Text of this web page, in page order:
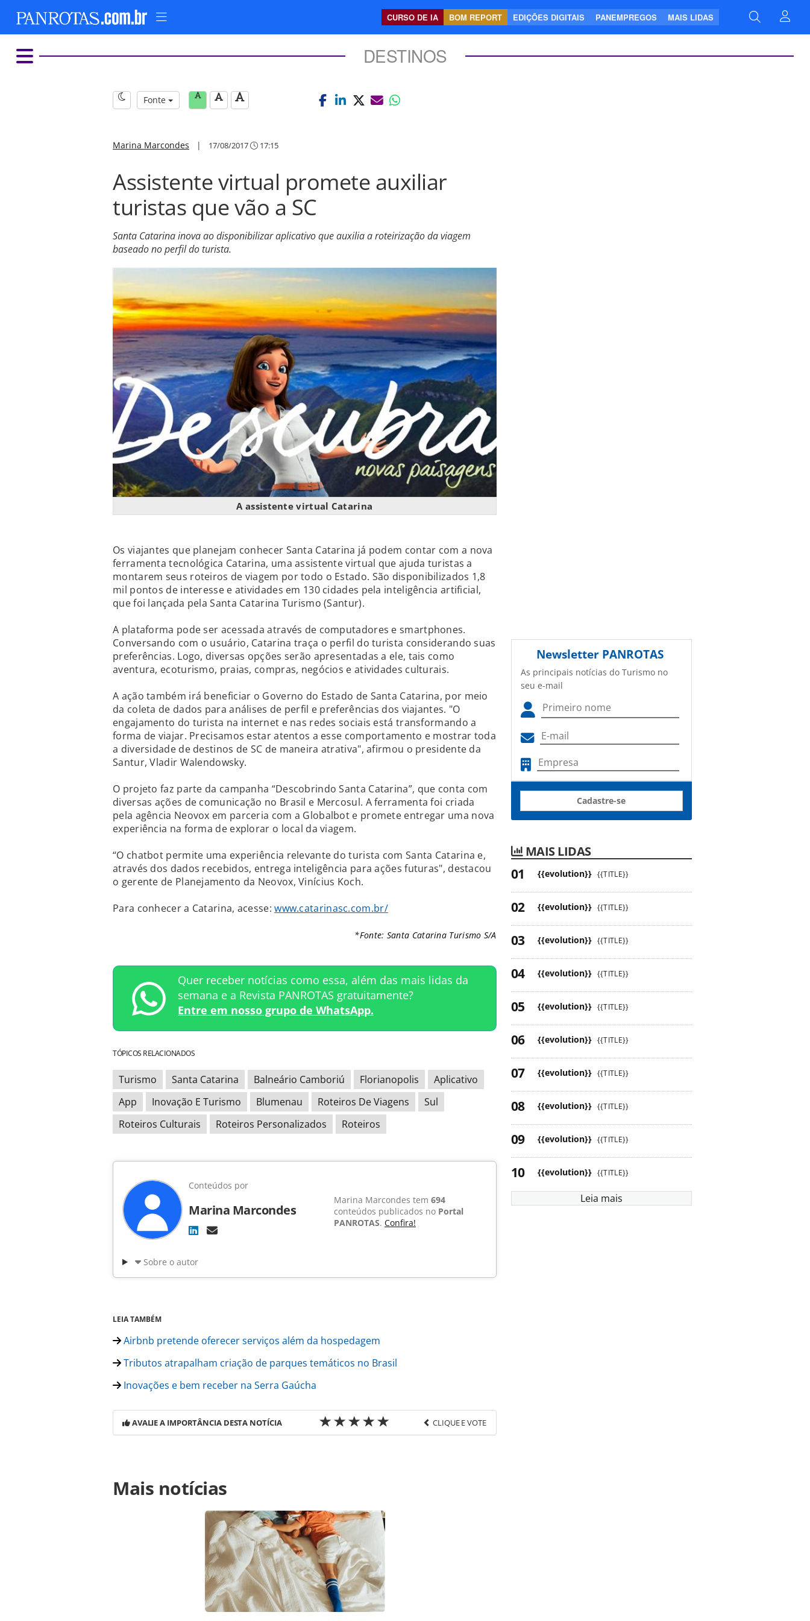
CURSO DE IA BOM REPORT EDIÇÕES DIGITAIS PANEMPREGOS MAIS LIDAS
DESTINOS
Fonte
Marina Marcondes | 17/08/2017 17:15
Assistente virtual promete auxiliar
turistas que vão a SC
Santa Catarina inova ao disponibilizar aplicativo que auxilia a roteirização da viagem
baseado no perfil do turista.
A assistente virtual Catarina
Os viajantes que planejam conhecer Santa Catarina já podem contar com a nova
ferramenta tecnológica Catarina, uma assistente virtual que ajuda turistas a
montarem seus roteiros de viagem por todo o Estado. São disponibilizados 1,8
mil pontos de interesse e atividades em 130 cidades pela inteligência artificial,
que foi lançada pela Santa Catarina Turismo (Santur).
A plataforma pode ser acessada através de computadores e smartphones.
Conversando com o usuário, Catarina traça o perfil do turista considerando suas
preferências. Logo, diversas opções serão apresentadas a ele, tais como
aventura, ecoturismo, praias, compras, negócios e atividades culturais.
A ação também irá beneficiar o Governo do Estado de Santa Catarina, por meio
da coleta de dados para análises de perfil e preferências dos viajantes. "O
engajamento do turista na internet e nas redes sociais está transformando a
forma de viajar. Precisamos estar atentos a esse comportamento e mostrar toda
a diversidade de destinos de SC de maneira atrativa", afirmou o presidente da
Santur, Vladir Walendowsky.
O projeto faz parte da campanha “Descobrindo Santa Catarina”, que conta com
diversas ações de comunicação no Brasil e Mercosul. A ferramenta foi criada
pela agência Neovox em parceria com a Globalbot e promete entregar uma nova
experiência na forma de explorar o local da viagem.
“O chatbot permite uma experiência relevante do turista com Santa Catarina e,
através dos dados recebidos, entrega inteligência para ações futuras", destacou
o gerente de Planejamento da Neovox, Vinícius Koch.
Para conhecer a Catarina, acesse:www.catarinasc.com.br/
*Fonte: Santa Catarina Turismo S/A
Quer receber notícias como essa, além das mais lidas da
semana e a Revista PANROTAS gratuitamente?
Entre em nosso grupo de WhatsApp.
TÓPICOS RELACIONADOS
Turismo Santa Catarina Balneário Camboriú Florianopolis
Aplicativo
App
Inovação E Turismo Blumenau Roteiros De Viagens
Sul
Roteiros Culturais
Roteiros Personalizados Roteiros
Conteúdos por
Marina Marcondes
Marina Marcondes tem 694
conteúdos publicados no Portal
PANROTAS. Confira!
Sobre o autor
LEIA TAMBÉM
Airbnb pretende oferecer serviços além da hospedagem
Tributos atrapalham criação de parques temáticos no Brasil
Inovações e bem receber na Serra Gaúcha
AVALIE A IMPORTÂNCIA DESTA NOTÍCIA CLIQUE E VOTE
https://www.panrotas.com.br/noticia-turismo/destinos/2017/08/assistente-virtual-
promete-auxiliar-turistas-que-vao-a-sc_148844.html ou as ferramentas oferecidas na
página. Todo o conteúdo produzido pela PANROTAS Editora é protegido pela legislação
brasileira sobre direito autoral. Não reproduza o conteúdo sem autorização da
PANROTAS Editora (copyright@panrotas.com.br).
Mais notícias
Newsletter PANROTAS
As principais notícias do Turismo no
seu e-mail
Cadastre-se
MAIS LIDAS
{{evolution}} {{TITLE}}
{{evolution}} {{TITLE}}
{{evolution}} {{TITLE}}
{{evolution}} {{TITLE}}
{{evolution}} {{TITLE}}
{{evolution}} {{TITLE}}
{{evolution}} {{TITLE}}
{{evolution}} {{TITLE}}
{{evolution}} {{TITLE}}
{{evolution}} {{TITLE}}
Leia mais